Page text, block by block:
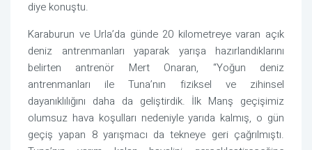
diye konuştu.
Karaburun ve Urla’da günde 20 kilometreye varan açık
deniz antrenmanları yaparak yarışa hazırlandıklarını
belirten antrenör Mert Onaran, “Yoğun deniz
antrenmanları ile Tuna’nın fiziksel ve zihinsel
dayanıklılığını daha da geliştirdik. İlk Manş geçişimiz
olumsuz hava koşulları nedeniyle yarıda kalmış, o gün
geçiş yapan 8 yarışmacı da tekneye geri çağrılmıştı.